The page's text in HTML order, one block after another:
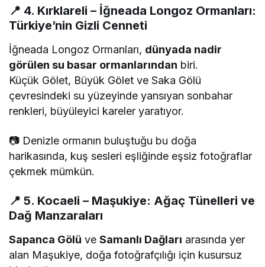
📍 4. Kırklareli – İğneada Longoz Ormanları:
Türkiye’nin Gizli Cenneti
İğneada Longoz Ormanları, dünyada nadir
görülen su basar ormanlarından biri.
Küçük Gölet, Büyük Gölet ve Saka Gölü
çevresindeki su yüzeyinde yansıyan sonbahar
renkleri, büyüleyici kareler yaratıyor.
📷 Denizle ormanın buluştuğu bu doğa
harikasında, kuş sesleri eşliğinde eşsiz fotoğraflar
çekmek mümkün.
📍 5. Kocaeli – Maşukiye: Ağaç Tünelleri ve
Dağ Manzaraları
Sapanca Gölü veSamanlı Dağları arasında yer
alan Maşukiye, doğa fotoğrafçılığı için kusursuz